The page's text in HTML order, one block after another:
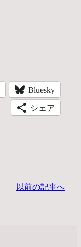
Bluesky
シェア
以前の記事へ